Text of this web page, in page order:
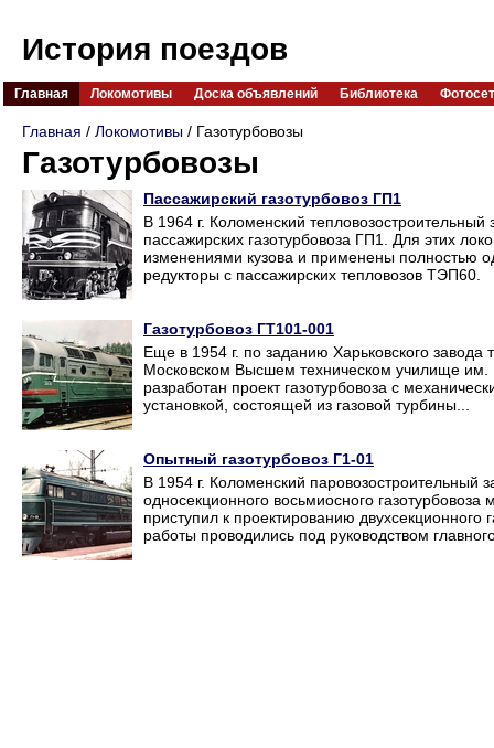
История поездов
Главная Локомотивы Доска объявлений Библиотека
Главная / Локомотивы / Газотурбовозы
Газотурбовозы
Пассажирский газотурбовоз ГП1
В 1964 г. Коломенский
пассажирских газотурбовоза ГП1. Для этих
изменениями кузова и применены полностью
редукторы с пассажирских тепловозов ТЭП60.
Газотурбовоз ГТ101-001
Еще в 1954 г. по заданию Харьковского
Московском Высшем техническом училище
разработан проект газотурбовоза с
установкой, состоящей из газовой турбины...
Опытный газотурбовоз Г1-01
В 1954 г. Коломенский паровозостроительный
односекционного восьмиосного
приступил к проектированию
работы проводились под руководством